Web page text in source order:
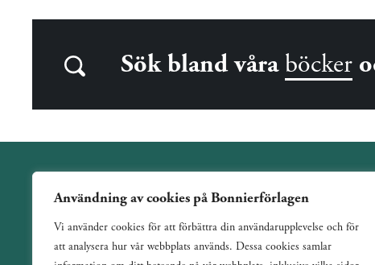
Användning av cookies på Bonnierförlagen
Vi använder cookies för att förbättra din användarupplevelse och för
att analysera hur vår webbplats används. Dessa cookies samlar
Sök bland våra böcker
Wahlström & Widstrand är ett allmänutgivande förlag
verksamt sedan 1884. Vi har en bred och varierad utgivning